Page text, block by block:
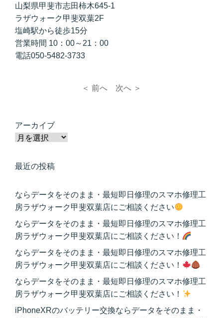
山梨県甲斐市志田柿木645-1
ラザウォーク甲斐双葉2F
塩崎駅から徒歩15分
営業時間 10：00～21：00
電話050-5482-3733
＜ 前へ 次へ ＞
アーカイブ
最近の投稿
ならデータをそのまま・最短即日修理のスマホ修理工
房ラザウォーク甲斐双葉店にご相談ください
ならデータをそのまま・最短即日修理のスマホ修理工
房ラザウォーク甲斐双葉店にご相談ください！
ならデータをそのまま・最短即日修理のスマホ修理工
房ラザウォーク甲斐双葉店にご相談ください！
ならデータをそのまま・最短即日修理のスマホ修理工
房ラザウォーク甲斐双葉店にご相談ください！
iPhoneXRのバッテリー交換ならデータをそのまま・